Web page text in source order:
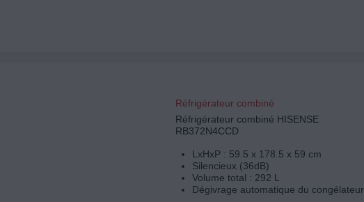
Réfrigérateur combiné
Réfrigérateur combiné HISENSE
RB372N4CCD
LxHxP : 59.5 x 178.5 x 59 cm
Silencieux (36dB)
Volume total : 292 L
Dégivrage automatique du congélateur